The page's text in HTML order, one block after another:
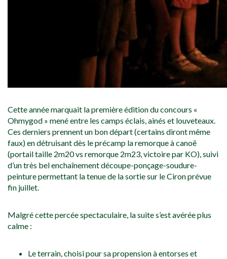
Cette année marquait la première édition du concours «
Ohmygod » mené entre les camps éclais, ainés et louveteaux.
Ces derniers prennent un bon départ (certains diront même
faux) en détruisant dès le précamp la remorque à canoë
(portail taille 2m20 vs remorque 2m23, victoire par KO), suivi
d’un très bel enchaînement découpe-ponçage-soudure-
peinture permettant la tenue de la sortie sur le Ciron prévue
fin juillet.
Malgré cette percée spectaculaire, la suite s’est avérée plus
calme :
Le terrain, choisi pour sa propension à entorses et